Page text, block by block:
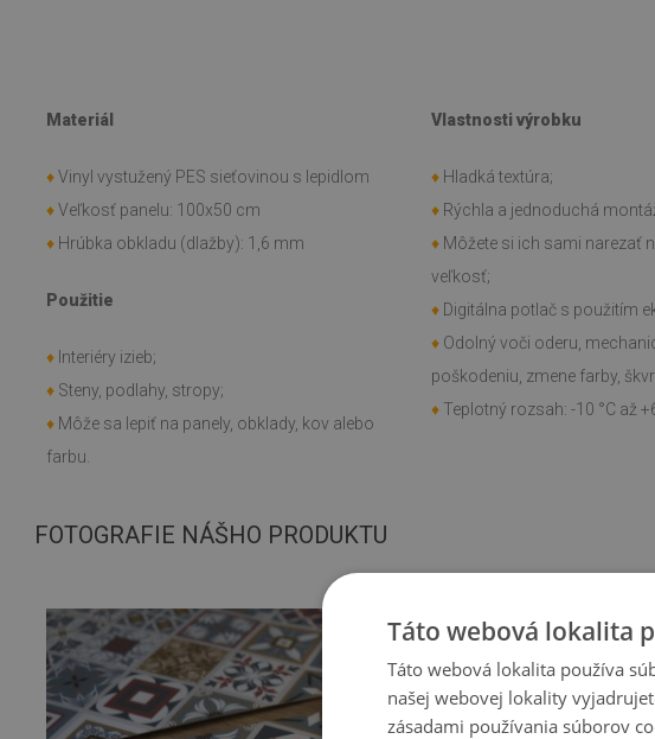
Materiál
♦Vinyl vystužený PES sieťovinou s lepidlom
♦Veľkosť panelu: 100x50 cm
♦ Hrúbka obkladu (dlažby): 1,6 mm
Použitie
♦ Interiéry izieb;
♦ Steny, podlahy, stropy;
♦ Môže sa lepiť na panely, obklady, kov alebo
farbu.
Vlastnosti výrobku
♦ Hladká textúra;
♦ Rýchla a jednoduchá
♦ Môžete si ich sami narezať
veľkosť;
♦ Digitálna potlač s použitím
♦ Odolný voči oderu,
poškodeniu, zmene farby,
♦ Teplotný rozsah: -10 °C až
FOTOGRAFIE NÁŠHO PRODUKTU
Táto webová lokalita
Táto webová lokalita používa
našej webovej lokality
zásadami používania súborov